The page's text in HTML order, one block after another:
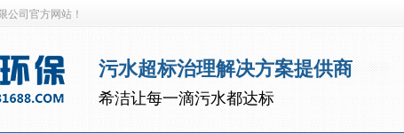
公司官方网站！
污水超标治理解决方案提供商
希洁让每一滴污水都达标